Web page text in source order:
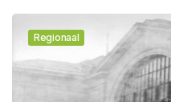
Regionaal